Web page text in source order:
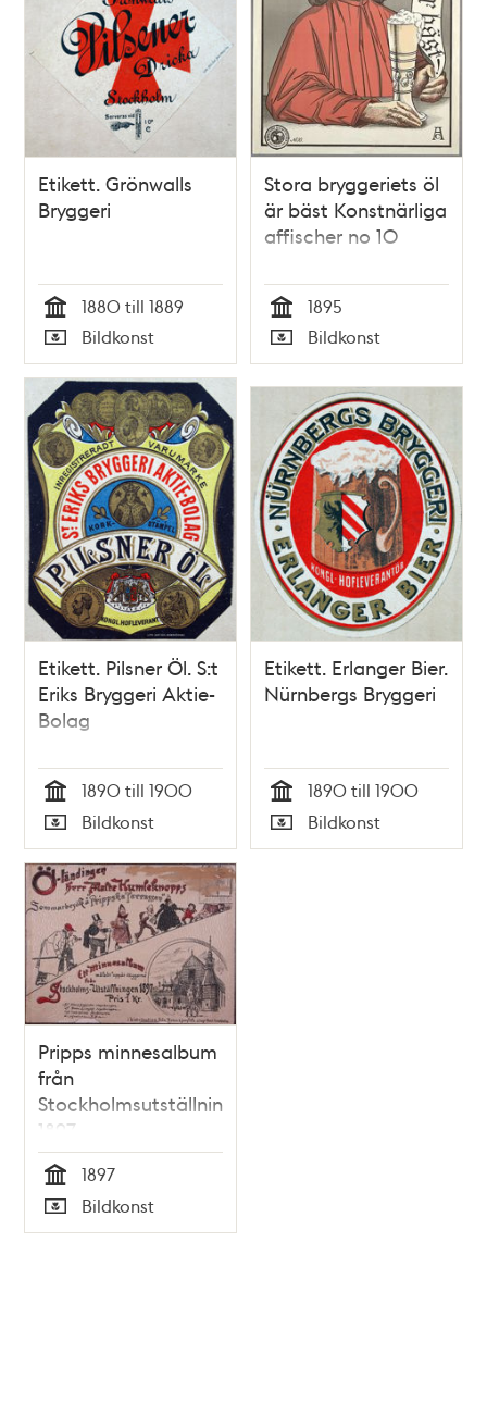
Etikett. Grönwalls
Bryggeri
Tid
1880 till 1889
Typ
Bildkonst
Stora bryggeriets öl
är bäst Konstnärliga
affischer no 10
Tid
1895
Typ
Bildkonst
Etikett. Pilsner Öl. S:t
Eriks Bryggeri Aktie-
Bolag
Tid
1890 till 1900
Typ
Bildkonst
Etikett. Erlanger Bier.
Nürnbergs Bryggeri
Tid
1890 till 1900
Typ
Bildkonst
Pripps minnesalbum
från
Stockholmsutställningen
1897
Tid
1897
Typ
Bildkonst